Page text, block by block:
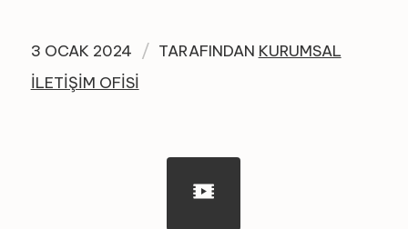
3 OCAK 2024 / TARAFINDAN KURUMSAL
İLETIŞIM OFISI